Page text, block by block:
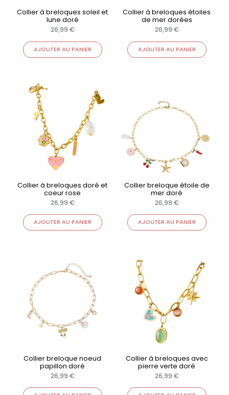
Collier à breloques soleil et
lune doré
26,99 €
AJOUTER AU PANIER
Collier à breloques étoiles
de mer dorées
26,99 €
AJOUTER AU PANIER
Collier à breloques doré et
coeur rose
26,99 €
AJOUTER AU PANIER
Collier breloque étoile de
mer doré
26,99 €
AJOUTER AU PANIER
Collier breloque noeud
papillon doré
26,99 €
Collier à breloques avec
pierre verte doré
26,99 €